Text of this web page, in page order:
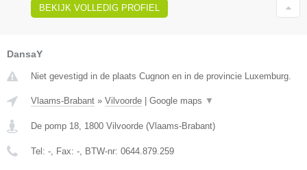
BEKIJK VOLLEDIG PROFIEL
DansaY
Niet gevestigd in de plaats Cugnon en in de provincie Luxemburg.
Vlaams-Brabant » Vilvoorde | Google maps ▼
De pomp 18 1800 Vilvoorde (Vlaams-Brabant)
Tel: - , Fax: - , BTW-nr: 0644.879.259